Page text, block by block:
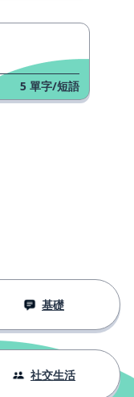
5 單字/短語
基礎
社交生活